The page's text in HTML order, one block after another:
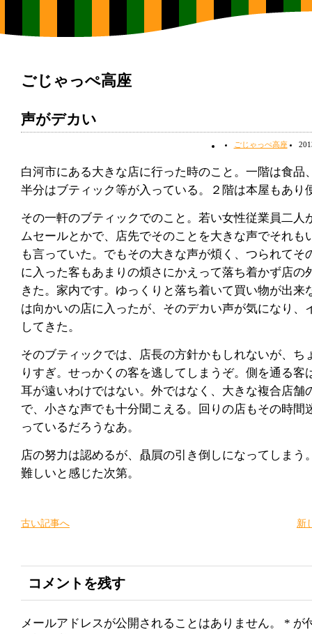
ごじゃっぺ高座
声がデカい
ごじゃっぺ高座
白河市にある大きな店に行った時のこと。一階は食品
半分はブティック等が入っている。２階は本屋もあり
その一軒のブティックでのこと。若い女性従業員二人
ムセールとかで、店先でそのことを大きな声でそれも
も言っていた。でもその大きな声が煩く、つられてそ
に入った客もあまりの煩さにかえって落ち着かず店の
きた。家内です。ゆっくりと落ち着いて買い物が出来
は向かいの店に入ったが、そのデカい声が気になり、
してきた。
そのブティックでは、店長の方針かもしれないが、ち
りすぎ。せっかくの客を逃してしまうぞ。側を通る客
耳が遠いわけではない。外ではなく、大きな複合店舗
で、小さな声でも十分聞こえる。回りの店もその時間
っているだろうなあ。
店の努力は認めるが、贔屓の引き倒しになってしまう
難しいと感じた次第。
古い記事へ 新
コメントを残す
メールアドレスが公開されることはありません。 * が